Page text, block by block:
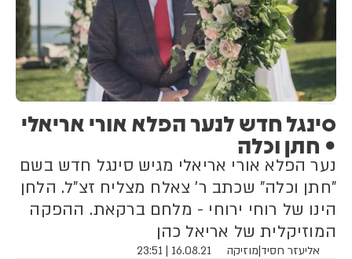
סינגל חדש לנער הפלא אורי אריאלי
• חתן וכלה
נער הפלא אורי אריאלי מגיש סינגל חדש בשם
"חתן וכלה" שכתב ר' צאלח מצליח זצ"ל. הלחן
הינו של רוחי ירוחי - מלחם ברקאת. ההפקה
המוזיקלית של אריאל כהן
אליעזר חסיד|מוזיקה 16.08.21 | 23:51